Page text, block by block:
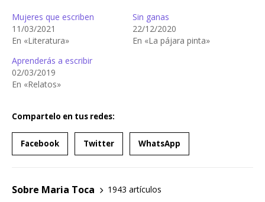
Mujeres que escriben
11/03/2021
En «Literatura»
Sin ganas
22/12/2020
En «La pájara pinta»
Aprenderás a escribir
02/03/2019
En «Relatos»
Compartelo en tus redes:
Facebook Twitter WhatsApp
Sobre Maria Toca
1943 artículos